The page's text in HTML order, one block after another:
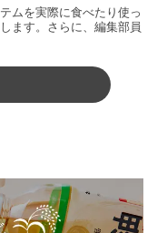
ムを実際に食べたり使っ
ます。さらに、編集部員